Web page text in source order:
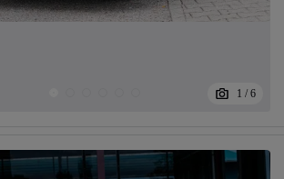
1 / 6